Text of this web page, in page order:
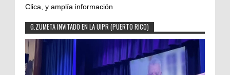
Clica, y amplía información
G.ZUMETA INVITADO EN LA UIPR (PUERTO RICO)